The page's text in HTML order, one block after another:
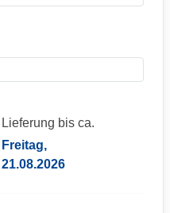
Lieferung bis ca.
Freitag,
21.08.2026